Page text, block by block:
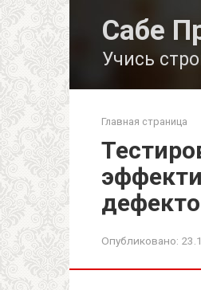
Сабе
Учись
Главная страница
Опубликовано: